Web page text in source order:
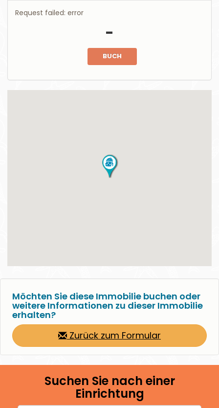
Request failed: error
-
BUCH
Möchten Sie diese Immobilie buchen oder
weitere Informationen zu dieser Immobilie
erhalten?
Zurück zum Formular
Suchen Sie nach einer
Einrichtung